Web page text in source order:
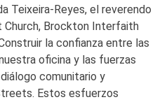
Teixeira-Reyes, el reverendo
Church, Brockton Interfaith
la confianza entre las
oficina y las fuerzas
comunitario y
Estos esfuerzos